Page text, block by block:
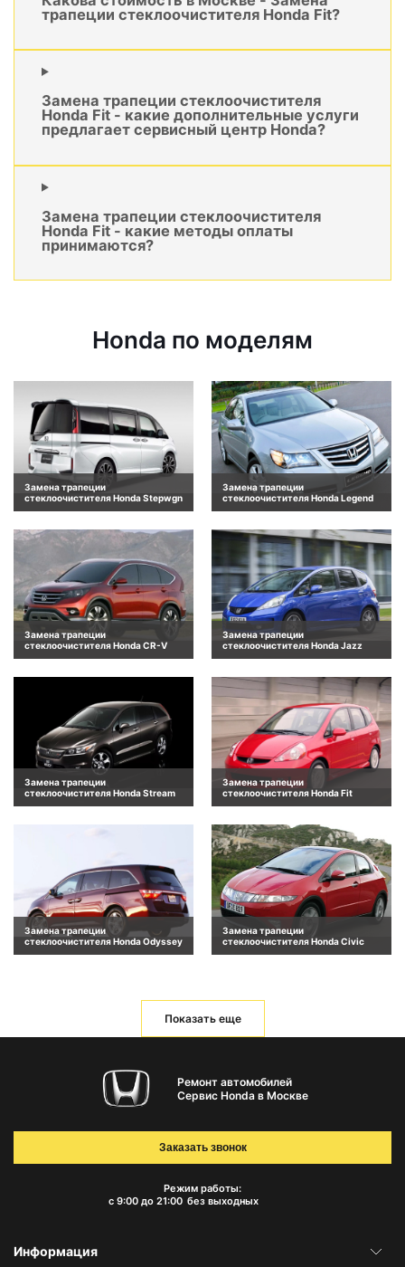
трапеции стеклоочистителя Honda Fit?
Замена трапеции стеклоочистителя
Honda Fit - какие дополнительные услуги
предлагает сервисный центр Honda?
Замена трапеции стеклоочистителя
Honda Fit - какие методы оплаты
принимаются?
Honda по моделям
Замена трапеции
стеклоочистителя Honda Stepwgn
Замена трапеции
стеклоочистителя Honda Legend
Замена трапеции
стеклоочистителя Honda CR-V
Замена трапеции
стеклоочистителя Honda Jazz
Замена трапеции
стеклоочистителя Honda Stream
Замена трапеции
стеклоочистителя Honda Fit
Замена трапеции
стеклоочистителя Honda Odyssey
Замена трапеции
стеклоочистителя Honda Civic
Показать еще
Ремонт автомобилей
Сервис Honda в Москве
Режим работы:
с 9:00 до 21:00 без выходных
Заказать звонок
Информация